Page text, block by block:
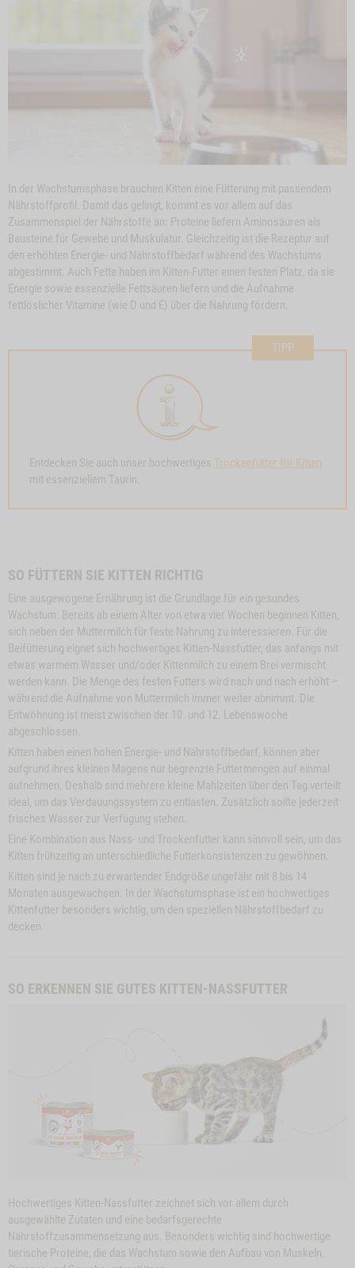
In der Wachstumsphase brauchen Kitten eine Fütterung mit passendem
Nährstoffprofil. Damit das gelingt, kommt es vor allem auf das
Zusammenspiel der Nährstoffe an: Proteine liefern Aminosäuren als
Bausteine für Gewebe und Muskulatur. Gleichzeitig ist die Rezeptur auf
den erhöhten Energie- und Nährstoffbedarf während des Wachstums
abgestimmt. Auch Fette haben im Kitten-Futter einen festen Platz, da sie
Energie sowie essenzielle Fettsäuren liefern und die Aufnahme
fettlöslicher Vitamine (wie D und E) über die Nahrung fördern.
TIPP
Entdecken Sie auch unser hochwertiges Trockenfutter für Kitten
mit essenziellem Taurin.
SO FÜTTERN SIE KITTEN RICHTIG
Eine ausgewogene Ernährung ist die Grundlage für ein gesundes
Wachstum. Bereits ab einem Alter von etwa vier Wochen beginnen Kitten,
sich neben der Muttermilch für feste Nahrung zu interessieren. Für die
Beifütterung eignet sich hochwertiges Kitten-Nassfutter, das anfangs mit
etwas warmem Wasser und/oder Kittenmilch zu einem Brei vermischt
werden kann. Die Menge des festen Futters wird nach und nach erhöht –
während die Aufnahme von Muttermilch immer weiter abnimmt. Die
Entwöhnung ist meist zwischen der 10. und 12. Lebenswoche
abgeschlossen.
Kitten haben einen hohen Energie- und Nährstoffbedarf, können aber
aufgrund ihres kleinen Magens nur begrenzte Futtermengen auf einmal
aufnehmen. Deshalb sind mehrere kleine Mahlzeiten über den Tag verteilt
ideal, um das Verdauungssystem zu entlasten. Zusätzlich sollte jederzeit
frisches Wasser zur Verfügung stehen.
Eine Kombination aus Nass- und Trockenfutter kann sinnvoll sein, um das
Kitten frühzeitig an unterschiedliche Futterkonsistenzen zu gewöhnen.
Kitten sind je nach zu erwartender Endgröße ungefähr mit 8 bis 14
Monaten ausgewachsen. In der Wachstumsphase ist ein hochwertiges
Kittenfutter besonders wichtig, um den speziellen Nährstoffbedarf zu
decken.
SO ERKENNEN SIE GUTES KITTEN-NASSFUTTER
Hochwertiges Kitten-Nassfutter zeichnet sich vor allem durch
ausgewählte Zutaten und eine bedarfsgerechte
Nährstoffzusammensetzung aus. Besonders wichtig sind hochwertige
tierische Proteine, die das Wachstum sowie den Aufbau von Muskeln,
Modal
ProductSlider
Katzenmenü
Cat
SENSITIVE
Bitte wählen Sie die Größe:
Productslider
Katzenmenü